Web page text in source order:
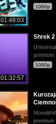
01:48:03
1080p
01:32:57
Shrek 2
Universal
premium
1080p
premium